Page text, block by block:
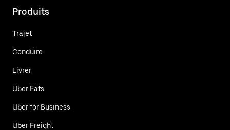
Produits
Trajet
Conduire
Livrer
Uber Eats
Uber for Business
Uber Freight